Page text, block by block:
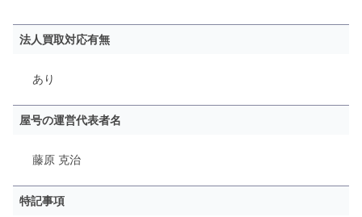
法人買取対応有無
あり
屋号の運営代表者名
藤原 克治
特記事項